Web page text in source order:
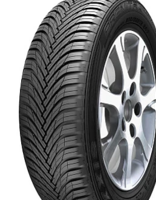
Accuride9
Alcar Stahlrad (KFZ)4
ALCASTA38
AM1
ARRIVO4
AY2
BY10
Carwel411
CROSS STREET14
CROSS_STREET31
Eurodisk1
FF33
FR REPLICA 1
GR34
Grizzly3
iFree965
iFree Original49
Ikon1